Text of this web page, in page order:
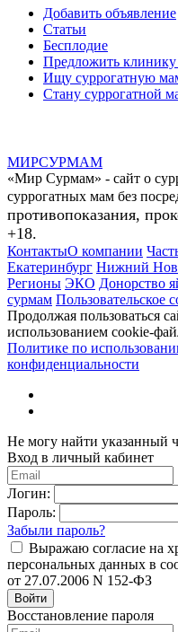
Добавить объявление
Статьи
Бесплодие
Предложить
Ищу суррогатную
Стану суррогатной
МИРСУРМАМ
«Мир Сурмам» - сайт о
суррогатных мам без
противопоказания,
+18.
КонтактыО компании
Екатеринбург Нижний
Регионы ЭКО Донорство
сурмам Пользовательское
Продолжая пользоваться
использованием cookie-
Политике по
конфиденциальности
Не могу найти указанный
Вход в личный кабинет
Логин:
Пароль:
Забыли пароль?
Выражаю согласие на
персональных данных в
от 27.07.2006 N 152-ФЗ
Войти
Восстановление пароля